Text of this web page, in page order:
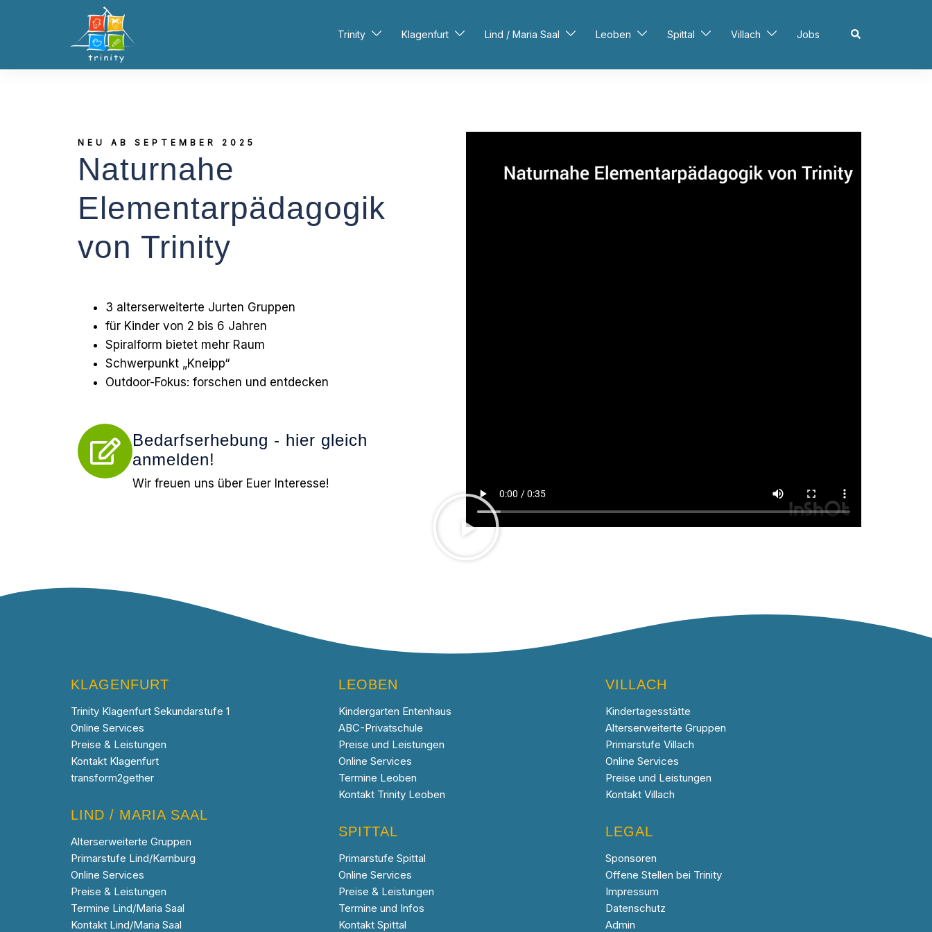
Trinity Klagenfurt Lind / Maria Saal Leoben Spittal Villach Jobs
NEU AB SEPTEMBER 2025
Naturnahe
Elementarpädagogik
von Trinity
3 alterserweiterte Jurten Gruppen
für Kinder von 2 bis 6 Jahren
Spiralform bietet mehr Raum
Schwerpunkt „Kneipp“
Outdoor-Fokus: forschen und entdecken
Bedarfserhebung - hier gleich
anmelden!
Wir freuen uns über Euer Interesse!
KLAGENFURT
Trinity Klagenfurt Sekundarstufe 1
Online Services
Preise & Leistungen
Kontakt Klagenfurt
transform2gether
LIND / MARIA SAAL
Alterserweiterte Gruppen
Primarstufe Lind/Karnburg
Online Services
Preise & Leistungen
Termine Lind/Maria Saal
Kontakt Lind/Maria Saal
LEOBEN
Kindergarten Entenhaus
ABC-Privatschule
Preise und Leistungen
Online Services
Termine Leoben
Kontakt Trinity Leoben
SPITTAL
Primarstufe Spittal
Online Services
Preise & Leistungen
Termine und Infos
Kontakt Spittal
VILLACH
Kindertagesstätte
Alterserweiterte Gruppen
Primarstufe Villach
Online Services
Preise und Leistungen
Kontakt Villach
LEGAL
Sponsoren
Offene Stellen bei Trinity
Impressum
Datenschutz
Admin